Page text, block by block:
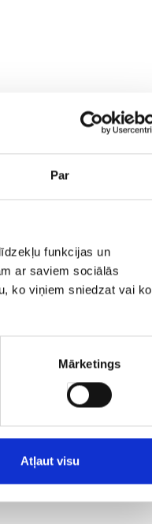
Par
funkcijas un
ar saviem sociālās
ko viņiem sniedzat vai ko
Mārketings
Atļaut visu